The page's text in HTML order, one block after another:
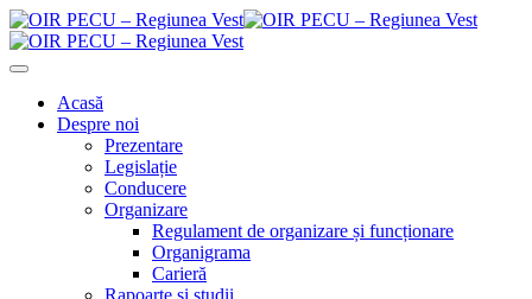
Acasă
Despre noi
Prezentare
Legislație
Conducere
Organizare
Regulament de organizare și funcționare
Organigrama
Carieră
Rapoarte si studii